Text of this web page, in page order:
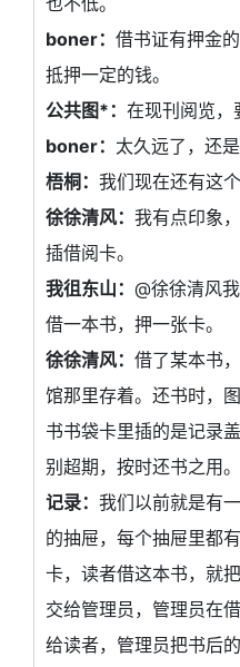
boner： 借书证有押金
抵押一定的钱。
公共图*： 在现刊阅览，
boner： 太久远了，还
梧桐： 我们现在还有这个
徐徐清风： 我有点印象
插借阅卡。
我徂东山： @徐徐清风
借一本书，押一张卡。
徐徐清风： 借了某本书
馆那里存着。还书时，
书书袋卡里插的是记录
别超期，按时还书之用。
记录： 我们以前就是有
的抽屉，每个抽屉里都
卡，读者借这本书，就
交给管理员，管理员在
给读者，管理员把书后